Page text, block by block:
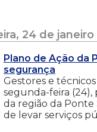
24 de janeiro
Plano de Ação da
segurança
Gestores e
segunda-feira (24),
da região da
de levar serviços